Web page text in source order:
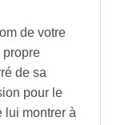
de votre
propre
de sa
pour le
lui montrer à